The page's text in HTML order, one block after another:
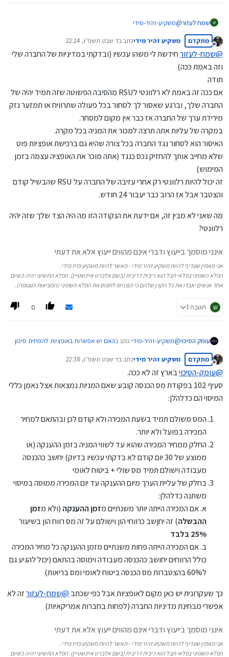
ש שמח לעזור@משקיע-זהיר-מידי
א״א לכתוב עליהם אופציות שהם בנאמנות
וברוב (כל?) החברות הייטק, מסחר כנגד החברה זה עילה לפיטורים
(שאלה של גזל?)
מנותק
מתקדם משקיע זהיר מידיכתב בד שבט תשפ״ו, 22:24
נערך לאחרונה על ידי
@שמח-לעזורחידשת לי משהו עכשיו (ובדקתי במדיניות של החברה שלי
וזה באמת ככה)
תודה
אם ככה זה באמת לא רלוונטי לRSU מהסיבה הפשוטה שזה תמיד יהיה של
החברה שלך, וברגע שאסור לך לסחור בכל פעולה שתרוויח או תמזער נזק
מירידת ערך של החברה אז כבר אין מקום למסחר.
במקרה של עליות אתה תרצה למכור את המניה בכל מקרה.
האיסור הוא לסחור נגד החברה בכל צורה שהיא גם ברכישת אופציות פוט
שלא מחייב אותך להחזיק נכס כנגד (אתה מוכר את האופציה עצמה בזמן
המימוש)
זה יכול להיות רלוונטי רק אחרי עזיבה של החברה על RSU שהבשיל קודם
והצטבר אבל אז הרוב כבר יעבור 24 חודש.
מה שאני לא מבין זה, אם ידעת את הנקודה הזו מה היה הצד שלך שזה יהיה
רלוונטי?
אינני מוסמך בייעוץ ודברי אינם מהווים ייעוץ אלא את דעתי
אני מאמין שעדיף להיות משקיע זהיר מידי - מאשר להיות משקיע פזיז מידי.
הפלא השמיני בפלאי תבל הוא ריבית דריבית (בשם אלברט איינשטיין). הפלא התשיעי יהיה כשיום
אחד אנשים יאבדו את כל הקרן שלהם כי הם ניסו לתפוס את הפלא השמיני (המציאות העגומה).
ש תגובה 1 0
עומק הסיכוי@משקיע-זהיר-מידי כתב בהאם יש אפשרות באופציות להפחית סיכון
לגבי rsu אופציות יכול לעזור להרוויח מיסוי בוודאות.
אם אני מבין נכון חבות המס בשעת ווסטינג ולכן קשה לי לחשוב איך
אופציות יכולות לעזור בצורה ישירה
אבל כאמור אני לא מכיר
מנותק
מתקדם משקיע זהיר מידיכתב בד שבט תשפ״ו, 22:38
נערך לאחרונה על ידי
@עומק-הסיכויבארץ זה לא ככה.
סעיף 102 בפקודת מס הכנסה קובע שאם המניות נמצאות אצל נאמן כללי
המיסוי הם כדלהלן:
המס משולם תמיד בשעת המכירה ולא קודם לכן ובהתאם למחיר
המכירה בפועל ולא יותר.
החלק ממחיר המכירה שהוא עד לשווי המניה בזמן ההענקה (או
ממוצע של 30 יום קודם לא בדקתי עכשיו בדיוק) יחשב כהכנסה
מעבודה וישולם תמיד מס שולי + ביטוח לאומי
בחלק של עליית הערך מיום ההענקה עד יום המכירה ממוסה במיסוי
משתנה כדלהלן:
א. אם המכירה הייתה יותר משנתיים מזמן ההענקה (ולא מזמן
ההבשלה) זה יחןשב כרווחי הון וישולם על זה מס רווח הון בשיעור
25% בלבד
ב. אם המכירה הייתה פחות משנתיים מזמן ההענקה כל מחיר המכירה
כולל הרווחים יחושב כהכנסה מעבודה וימוסה בהתאם (יכול להגיע גם
ל60% בהצטברות מס הכנסה ביטוח לאומי ומס בריאות)
כך שעקרונית יש כאן מקום לאופציות אבל כפי שכתב@שמח-לעזורזה לא
אפשרי מבחינת מדיניות החברה (לפחות בחברות אמריקאיות)
אינני מוסמך בייעוץ ודברי אינם מהווים ייעוץ אלא את דעתי
אני מאמין שעדיף להיות משקיע זהיר מידי - מאשר להיות משקיע פזיז מידי.
הפלא השמיני בפלאי תבל הוא ריבית דריבית (בשם אלברט איינשטיין). הפלא התשיעי יהיה כשיום